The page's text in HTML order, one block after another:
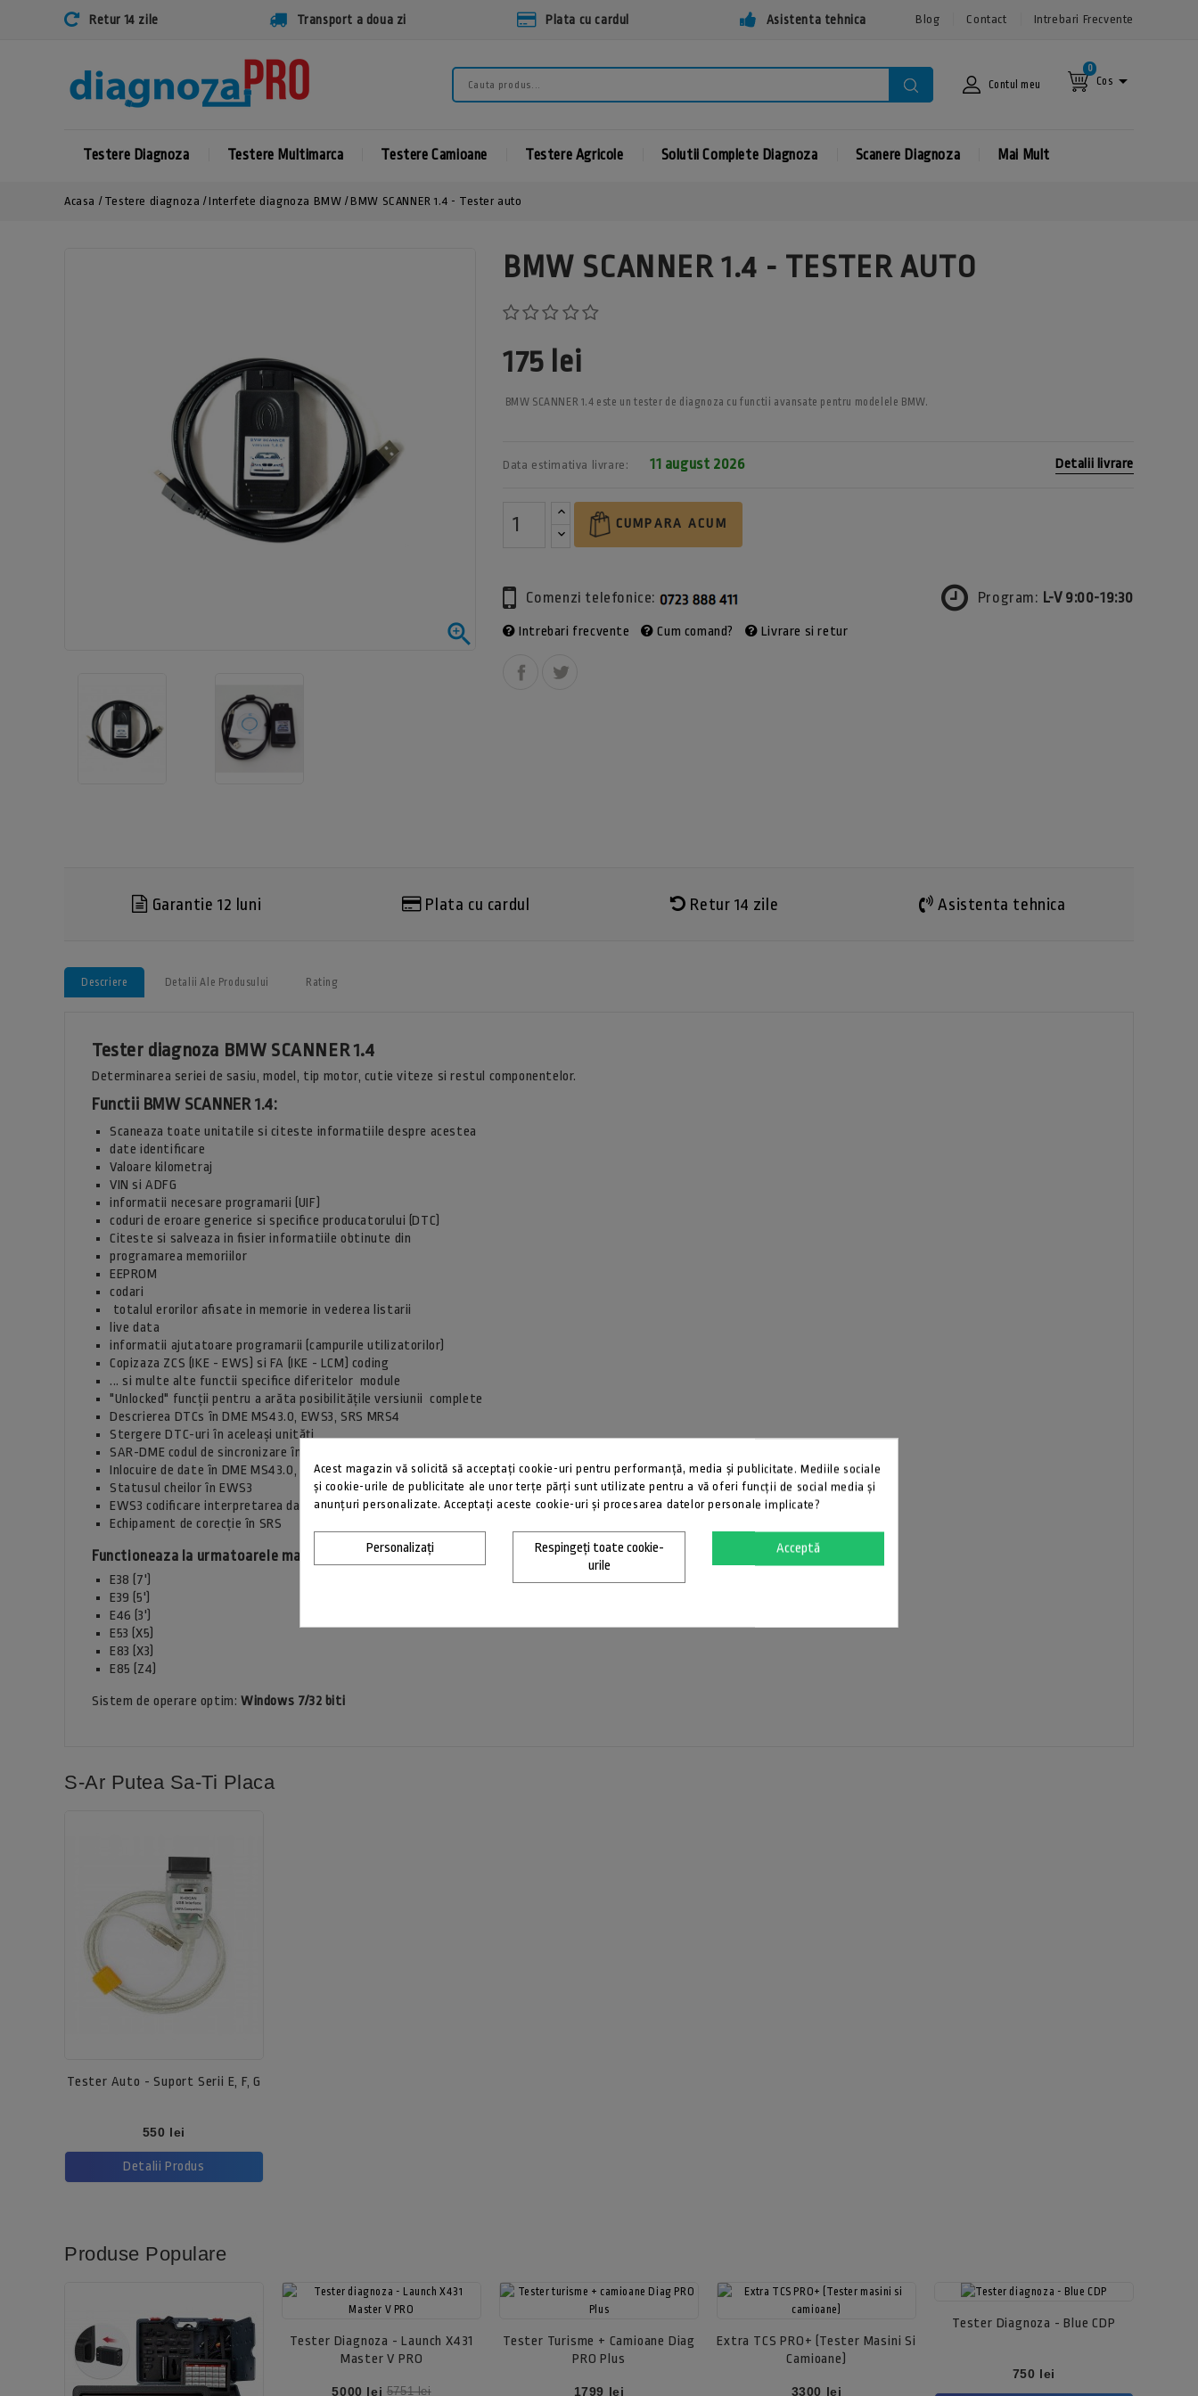
Retur 14 zile Transport a doua zi Plata cu cardul Asistenta tehnica Blog Contact Intrebari Frecvente
0
Cos 
Contul meu
Testere Diagnoza Testere Multimarca Testere Camioane Testere Agricole Solutii Complete Diagnoza Scanere Diagnoza Mai Mult
Acasa Testere diagnoza Interfete diagnoza BMW BMW SCANNER 1.4 - Tester auto

BMW SCANNER 1.4 - TESTER AUTO
175 lei
BMW SCANNER 1.4 este un tester de diagnoza cu functii avansate pentru modelele BMW.
Data estimativa livrare: 11 august 2026 Detalii livrare
CUMPARA ACUM
Comenzi telefonice: Program: L-V 9:00-19:30
Intrebari frecvente Cum comand? Livrare si retur
Garantie 12 luni Plata cu cardul Retur 14 zile Asistenta tehnica
Descriere Detalii Ale Produsului Rating
Tester diagnoza BMW SCANNER 1.4
Determinarea seriei de sasiu, model, tip motor, cutie viteze si restul componentelor.
Functii BMW SCANNER 1.4:
Scaneaza toate unitatile si citeste informatiile despre acestea
date identificare
Valoare kilometraj
VIN si ADFG
informatii necesare programarii (UIF)
coduri de eroare generice si specifice producatorului (DTC)
Citeste si salveaza in fisier informatiile obtinute din
programarea memoriilor
EEPROM
codari
totalul erorilor afisate in memorie in vederea listarii
live data
informatii ajutatoare programarii (campurile utilizatorilor)
Copizaza ZCS (IKE - EWS) si FA (IKE - LCM) coding
... si multe alte functii specifice diferitelor module
"Unlocked" funcţii pentru a arăta posibilităţile versiunii complete
Descrierea DTCs în DME MS43.0, EWS3, SRS MRS4
Stergere DTC-uri în aceleaşi unităţi
SAR-DME codul de sincronizare în DME MS43.0
Inlocuire de date în DME MS43.0, EWS3, MRS2 SRS şi MRS4
Statusul cheilor în EWS3
EWS3 codificare interpretarea datelor
Echipament de corecţie în SRS
Functioneaza la urmatoarele masini fabricate pana in anul 2008:
E38 (7')
E39 (5')
E46 (3')
E53 (X5)
E83 (X3)
E85 (Z4)
Sistem de operare optim: Windows 7/32 biti
S-Ar Putea Sa-Ti Placa
Tester Auto - Suport Serii E, F, G
Pret
550 lei
Detalii Produs
Produse Populare
Tester Diagnoza - Launch X431
Master V PRO
Pret
5000 lei Pret
5751 lei
Tester Turisme + Camioane Diag
PRO Plus
Pret
1799 lei
Extra TCS PRO+ (Tester Masini Si
Camioane)
Pret
3300 lei
Tester Diagnoza - Blue CDP
Pret
750 lei
Acest magazin vă solicită să acceptați cookie-uri pentru performanță, media și publicitate. Mediile sociale
și cookie-urile de publicitate ale unor terțe părți sunt utilizate pentru a vă oferi funcții de social media și
anunțuri personalizate. Acceptați aceste cookie-uri și procesarea datelor personale implicate?
Acceptă
Respingeți toate cookie-
urile
Personalizați